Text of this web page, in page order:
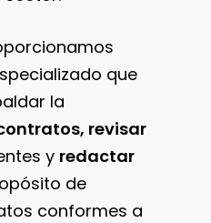
que
la
revisar
y redactar
de
conformes a